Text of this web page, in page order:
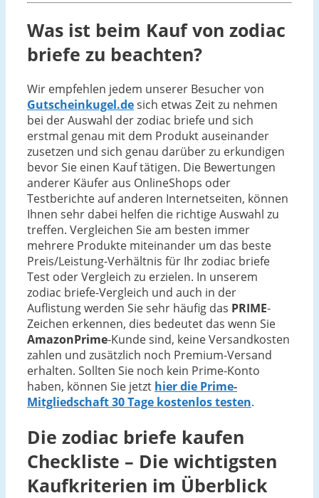
Was ist beim Kauf von zodiac
briefe zu beachten?
Wir empfehlen jedem unserer Besucher von
Gutscheinkugel.desich etwas Zeit zu nehmen
bei der Auswahl der zodiac briefe und sich
erstmal genau mit dem Produkt auseinander
zusetzen und sich genau darüber zu erkundigen
bevor Sie einen Kauf tätigen. Die Bewertungen
anderer Käufer aus OnlineShops oder
Testberichte auf anderen Internetseiten, können
Ihnen sehr dabei helfen die richtige Auswahl zu
treffen. Vergleichen Sie am besten immer
mehrere Produkte miteinander um das beste
Preis/Leistung-Verhältnis für Ihr zodiac briefe
Test oder Vergleich zu erzielen. In unserem
zodiac briefe-Vergleich und auch in der
Auflistung werden Sie sehr häufig das PRIME-
Zeichen erkennen, dies bedeutet das wenn Sie
AmazonPrime-Kunde sind, keine Versandkosten
zahlen und zusätzlich noch Premium-Versand
erhalten. Sollten Sie noch kein Prime-Konto
haben, können Sie jetzt hier die Prime-
Mitgliedschaft 30 Tage kostenlos testen.
Die zodiac briefe kaufen
Checkliste – Die wichtigsten
Kaufkriterien im Überblick